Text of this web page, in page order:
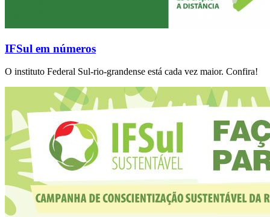
IFSul em números
O instituto Federal Sul-rio-grandense está cada vez maior. Confira!